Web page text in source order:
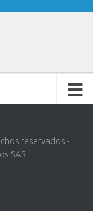
reservados -
SAS